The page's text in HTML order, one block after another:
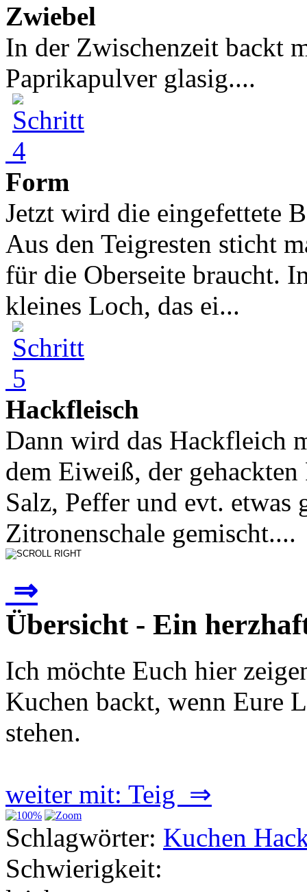
Zwiebel
In der Zwischenzeit backt
Paprikapulver glasig....
Form
Jetzt wird die eingefettete
Aus den Teigresten sticht
für die Oberseite braucht.
kleines Loch, das ei...
Hackfleisch
Dann wird das Hackfleich
dem Eiweiß, der
Salz, Peffer und evt. etwas
Zitronenschale gemischt....
⇒
Übersicht - Ein
Ich möchte Euch hier
Kuchen backt, wenn Eure
stehen.
weiter mit: Teig ⇒
Schlagwörter: Kuchen
Schwierigkeit: